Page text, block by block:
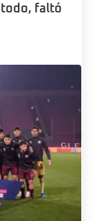
todo, faltó